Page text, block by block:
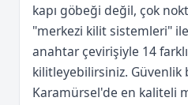
kapı göbeği değil, çok
"merkezi kilit sistemleri" ile
anahtar çevirişiyle 14
kilitleyebilirsiniz.
Karamürsel'de en kaliteli